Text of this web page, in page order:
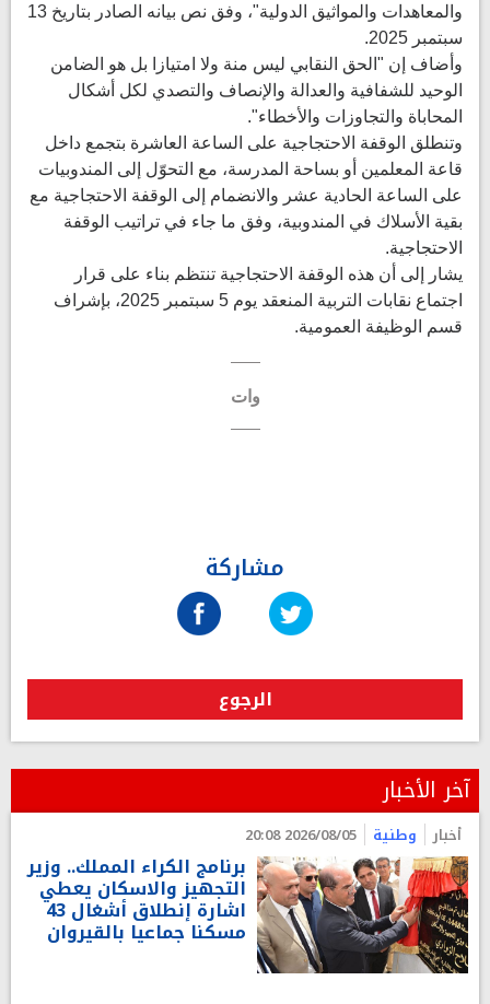
والمعاهدات والمواثيق الدولية"، وفق نص بيانه الصادر بتاريخ 13
سبتمبر 2025.
وأضاف إن "الحق النقابي ليس منة ولا امتيازا بل هو الضامن
الوحيد للشفافية والعدالة والإنصاف والتصدي لكل أشكال
المحاباة والتجاوزات والأخطاء".
وتنطلق الوقفة الاحتجاجية على الساعة العاشرة بتجمع داخل
قاعة المعلمين أو بساحة المدرسة، مع التحوّل إلى المندوبيات
على الساعة الحادية عشر والانضمام إلى الوقفة الاحتجاجية مع
بقية الأسلاك في المندوبية، وفق ما جاء في تراتيب الوقفة
الاحتجاجية.
يشار إلى أن هذه الوقفة الاحتجاجية تنتظم بناء على قرار
اجتماع نقابات التربية المنعقد يوم 5 سبتمبر 2025، بإشراف
قسم الوظيفة العمومية.
وات
مشاركة
الرجوع
آخر الأخبار
أخبار وطنية 2026/08/05 20:08
برنامج الكراء المملك.. وزير
التجهيز والاسكان يعطي
اشارة إنطلاق أشغال 43
مسكنا جماعيا بالقيروان